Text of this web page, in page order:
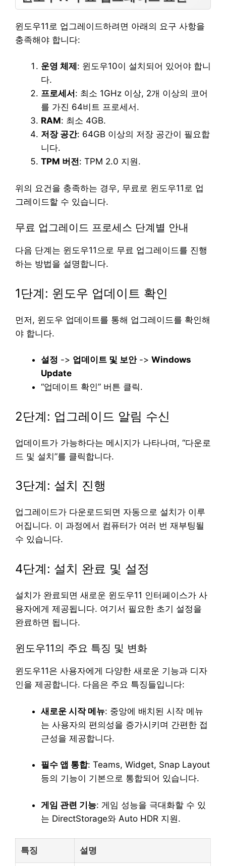
윈도우11로 업그레이드하려면 아래의 요구 사항을
충족해야 합니다:
운영 체제 : 윈도우10이 설치되어 있어야 합니
다.
프로세서 : 최소 1GHz 이상, 2개 이상의 코어
를 가진 64비트 프로세서.
RAM: 최소 4GB.
저장 공간: 64GB 이상의 저장 공간이 필요합
니다.
TPM 버전: TPM 2.0 지원.
위의 요건을 충족하는 경우, 무료로 윈도우11로 업
그레이드할 수 있습니다.
무료 업그레이드 프로세스 단계별 안내
다음 단계는 윈도우11으로 무료 업그레이드를 진행
하는 방법을 설명합니다.
1단계: 윈도우 업데이트 확인
먼저, 윈도우 업데이트를 통해 업그레이드를 확인해
야 합니다.
설정 -> 업데이트 및 보안-> Windows
Update
“업데이트 확인” 버튼 클릭.
2단계: 업그레이드 알림 수신
업데이트가 가능하다는 메시지가 나타나며, “다운로
드 및 설치”를 클릭합니다.
3단계: 설치 진행
업그레이드가 다운로드되면 자동으로 설치가 이루
어집니다. 이 과정에서 컴퓨터가 여러 번 재부팅될
수 있습니다.
4단계: 설치 완료 및 설정
설치가 완료되면 새로운 윈도우11 인터페이스가 사
용자에게 제공됩니다. 여기서 필요한 초기 설정을
완료하면 됩니다.
윈도우11의 주요 특징 및 변화
윈도우11은 사용자에게 다양한 새로운 기능과 디자
인을 제공합니다. 다음은 주요 특징들입니다:
새로운 시작 메뉴: 중앙에 배치된 시작 메뉴
는 사용자의 편의성을 증가시키며 간편한 접
근성을 제공합니다.
필수 앱 통합: Teams, Widget, Snap Layout
등의 기능이 기본으로 통합되어 있습니다.
게임 관련 기능: 게임 성능을 극대화할 수 있
는 DirectStorage와 Auto HDR 지원.
특징 설명